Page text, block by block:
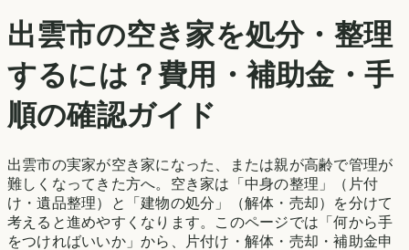
出雲市の空き家を処分・整理
するには？費用・補助金・手
順の確認ガイド
出雲市の実家が空き家になった、または親が高齢で管理が
難しくなってきた方へ。空き家は「中身の整理」（片付
け・遺品整理）と「建物の処分」（解体・売却）を分けて
考えると進めやすくなります。このページでは「何から手
をつければいいか」から、片付け・解体・売却・補助金申